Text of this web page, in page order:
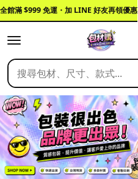
全館滿 $999 免運・加 LINE 好友再領優惠